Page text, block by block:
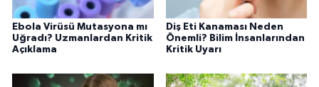
Ebola Virüsü Mutasyona mı
Uğradı? Uzmanlardan Kritik
Açıklama
Diş Eti Kanaması Neden
Önemli? Bilim İnsanlarından
Kritik Uyarı